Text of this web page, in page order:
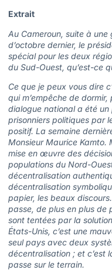
Extrait
Au Cameroun, suite à
d’octobre dernier, le
spécial pour les deux
du Sud-Ouest, qu’est-ce
Ce que je peux vous dire
qui m’empêche de
dialogue national a été
prisonniers politiques par
positif. La semaine
Monsieur Maurice Kamto.
mise en œuvre des
populations du Nord-
décentralisation
décentralisation
papier, les beaux
passe, de plus en plus de
sont tentées par la
États-Unis, c’est une
seul pays avec deux
décentralisation ; et c’est
passe sur le terrain.